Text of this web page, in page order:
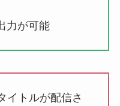
力が可能
イトルが配信さ